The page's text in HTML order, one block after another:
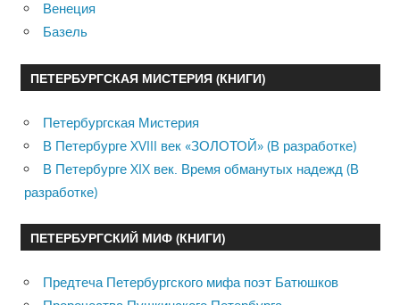
Венеция
Базель
ПЕТЕРБУРГСКАЯ МИСТЕРИЯ (КНИГИ)
Петербургская Мистерия
В Петербурге XVIII век «ЗОЛОТОЙ» (В разработке)
В Петербурге XIX век. Время обманутых надежд (В
разработке)
ПЕТЕРБУРГСКИЙ МИФ (КНИГИ)
Предтеча Петербургского мифа поэт Батюшков